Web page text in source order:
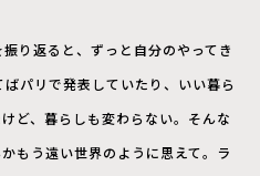
り返ると、ずっと自分のやってき
パリで発表していたり、いい暮ら
ど、暮らしも変わらない。そんな
もう遠い世界のように思えて。ラ